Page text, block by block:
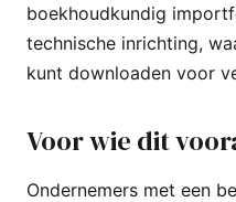
boekhoudkundig
technische inrichting,
kunt downloaden voor
Voor wie dit
Ondernemers met een